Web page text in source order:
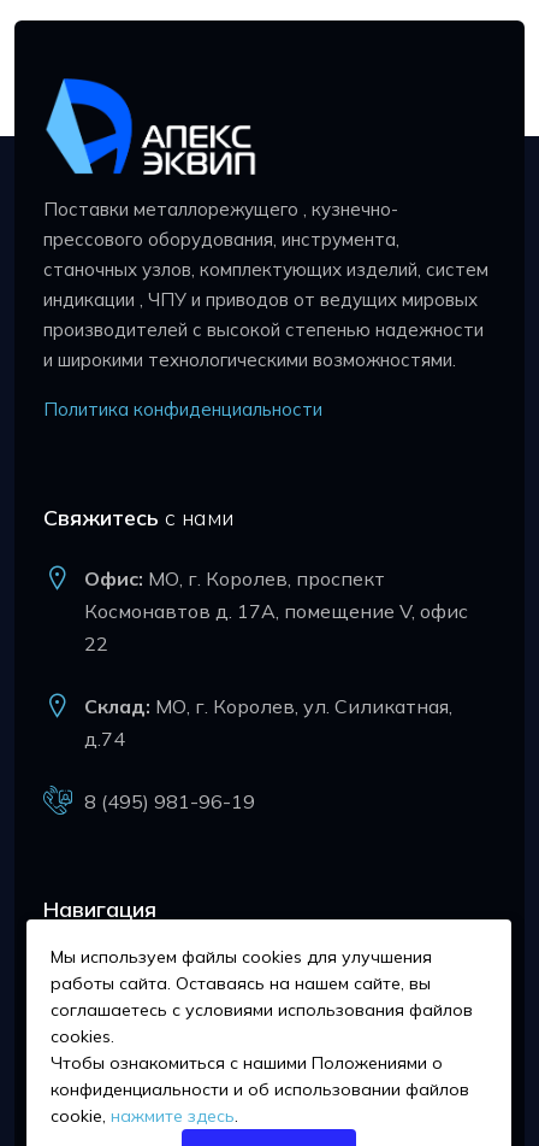
Поставки металлорежущего , кузнечно-
прессового оборудования, инструмента,
станочных узлов, комплектующих изделий, систем
индикации , ЧПУ и приводов от ведущих мировых
производителей с высокой степенью надежности
и широкими технологическими возможностями.
Политика конфиденциальности
Свяжитесь с нами
Офис: МО, г. Королев, проспект
Космонавтов д. 17А, помещение V, офис
22
Склад: МО, г. Королев, ул. Силикатная,
д.74
8 (495) 981-96-19
Навигация
О Компании
Сертификаты
Новости
Партнёры
Мы используем файлы cookies для улучшения
работы сайта. Оставаясь на нашем сайте, вы
соглашаетесь с условиями использования файлов
cookies.
Чтобы ознакомиться с нашими Положениями о
конфиденциальности и об использовании файлов
cookie,нажмите здесь.